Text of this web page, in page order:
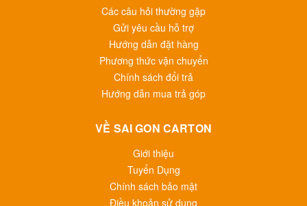
Các câu hỏi thường gặp
Gửi yêu cầu hỗ trợ
Hướng dẫn đặt hàng
Phương thức vận chuyển
Chính sách đổi trả
Hướng dẫn mua trả góp
VỀ SAI GON CARTON
Giới thiệu
Tuyển Dụng
Chính sách bảo mật
Điều khoản sử dụng